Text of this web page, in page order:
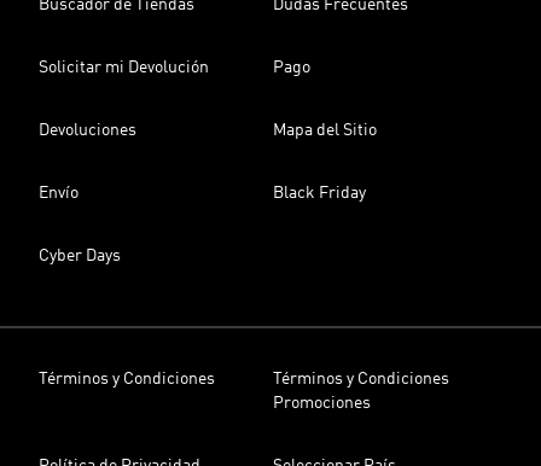
Buscador de Tiendas Dudas Frecuentes
Solicitar mi Devolución Pago
Devoluciones Mapa del Sitio
Envío Black Friday
Cyber Days
Términos y Condiciones
Términos y Condiciones
Promociones